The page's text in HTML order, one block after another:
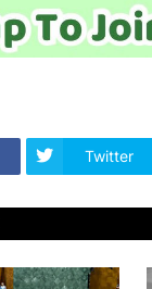
Twitter